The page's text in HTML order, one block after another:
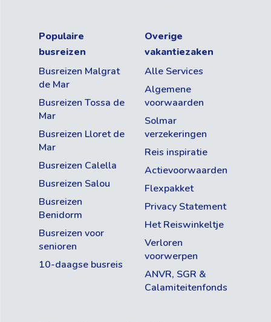
Populaire
busreizen
Busreizen Malgrat
de Mar
Busreizen Tossa de
Mar
Busreizen Lloret de
Mar
Busreizen Calella
Busreizen Salou
Busreizen
Benidorm
Busreizen voor
senioren
10-daagse busreis
Overige
vakantiezaken
Alle Services
Algemene
voorwaarden
Solmar
verzekeringen
Reis inspiratie
Actievoorwaarden
Flexpakket
Privacy Statement
Het Reiswinkeltje
Verloren
voorwerpen
ANVR, SGR &
Calamiteitenfonds